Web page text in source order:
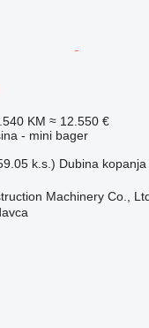
KM ≈ 12.550 €
- mini bager
k.s.) Dubina kopanja
Machinery Co.,